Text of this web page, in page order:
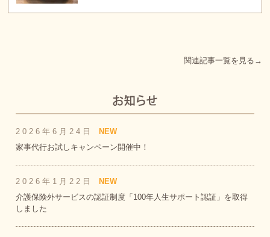
関連記事一覧を見る→
2026年6月24日
NEW
家事代行お試しキャンペーン開催中！
2026年1月22日
NEW
介護保険外サービスの認証制度「100年人生サポート認証」を取得
しました